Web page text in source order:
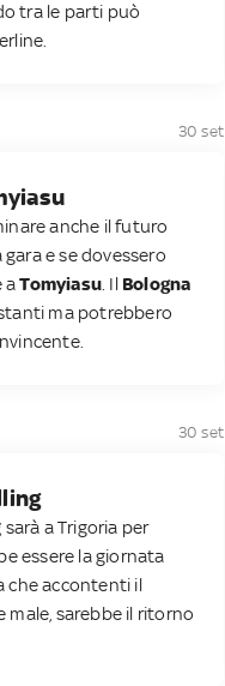
tra le parti può
30 set
anche il futuro
e se dovessero
aTomyiasu . Il Bologna
ma potrebbero
30 set
sarà a Trigoria per
essere la giornata
che accontenti il
male, sarebbe il ritorno